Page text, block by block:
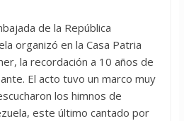
de la República
organizó en la Casa Patria
la recordación a 10 años de
El acto tuvo un marco muy
los himnos de
este último cantado por